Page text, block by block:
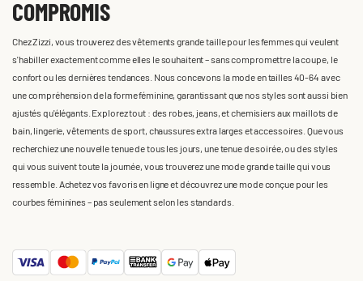
COMPROMIS
Chez Zizzi, vous trouverez des vêtements grande taille pour les femmes qui veulent
s'habiller exactement comme elles le souhaitent – sans compromettre la coupe, le
confort ou les dernières tendances. Nous concevons la mode en tailles 40-64 avec
une compréhension de la forme féminine, garantissant que nos styles sont aussi bien
ajustés qu'élégants. Explorez tout : des robes, jeans, et chemisiers aux maillots de
bain, lingerie, vêtements de sport, chaussures extra larges et accessoires. Que vous
recherchiez une nouvelle tenue de tous les jours, une tenue de soirée, ou des styles
qui vous suivent toute la journée, vous trouverez une mode grande taille qui vous
ressemble. Achetez vos favoris en ligne et découvrez une mode conçue pour les
courbes féminines – pas seulement selon les standards.